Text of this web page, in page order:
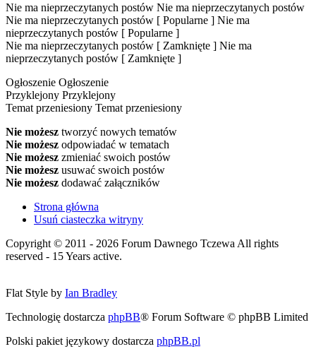
Nie ma nieprzeczytanych postów Nie ma nieprzeczytanych postów
Nie ma nieprzeczytanych postów [ Popularne ] Nie ma
nieprzeczytanych postów [ Popularne ]
Nie ma nieprzeczytanych postów [ Zamknięte ] Nie ma
nieprzeczytanych postów [ Zamknięte ]
Ogłoszenie Ogłoszenie
Przyklejony Przyklejony
Temat przeniesiony Temat przeniesiony
Nie możesz tworzyć nowych tematów
Nie możesz odpowiadać w tematach
Nie możesz zmieniać swoich postów
Nie możesz usuwać swoich postów
Nie możesz dodawać załączników
Strona główna
Usuń ciasteczka witryny
Copyright © 2011 - 2026 Forum Dawnego Tczewa All rights
reserved - 15 Years active.
Flat Style by Ian Bradley
Technologię dostarcza phpBB® Forum Software © phpBB Limited
Polski pakiet językowy dostarcza phpBB.pl